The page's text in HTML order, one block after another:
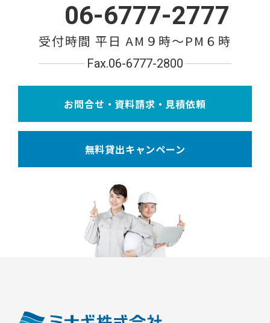
06-6777-2777
受付時間 平日 AM９時〜PM６時
Fax.06-6777-2800
お問合せ・資料請求・見積依頼
無料貸出キャンペーン